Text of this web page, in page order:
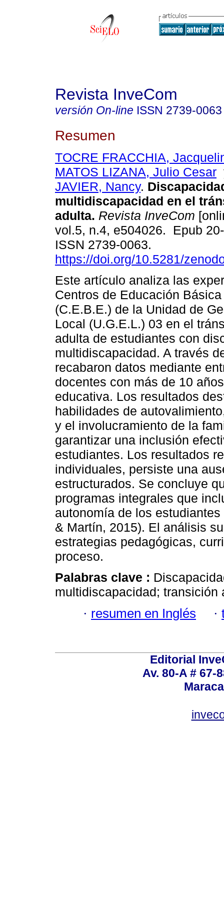
Revista InveCom
versión On-line ISSN 2739-0063
Resumen
TOCRE FRACCHIA,
MATOS LIZANA, Julio Cesar
JAVIER, Nancy.
multidiscapacidad en el
adulta. Revista InveCom
vol.5, n.4, e504026. Epub
ISSN 2739-0063.
https://doi.org/10.5281/
Este artículo analiza las
Centros de Educación
(C.E.B.E.) de la Unidad de
Local (U.G.E.L.) 03 en el
adulta de estudiantes con
multidiscapacidad. A través
recabaron datos mediante
docentes con más de 10
educativa. Los resultados
habilidades de
y el involucramiento de la
garantizar una inclusión
estudiantes. Los resultados
individuales, persiste una
estructurados. Se concluye
programas integrales que
autonomía de los
& Martín, 2015). El análisis
estrategias pedagógicas,
proceso.
Palabras clave :
multidiscapacidad; transición
· resumen en Inglés ·
Editorial
Av. 80-A # 67-